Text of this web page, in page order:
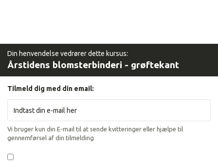
Din henvendelse vedrører dette kursus:
Årstidens blomsterbinderi - grøftekant
Tilmeld dig med din email:
Vi bruger kun din E-mail til at sende kvitteringer eller hjælpe til
gennemførsel af din tilmelding